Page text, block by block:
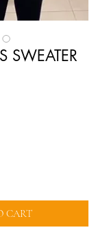
SWEATER
CART